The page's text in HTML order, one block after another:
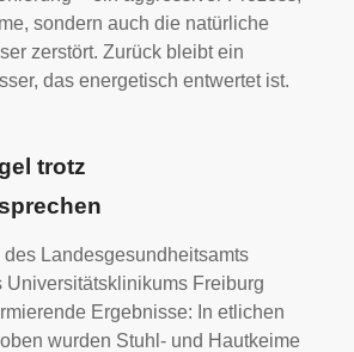
sondern auch die natürliche
zerstört. Zurück bleibt ein
das energetisch entwertet ist.
trotz
Landesgesundheitsamts
Universitätsklinikums Freiburg
Ergebnisse: In etlichen
wurden Stuhl- und Hautkeime